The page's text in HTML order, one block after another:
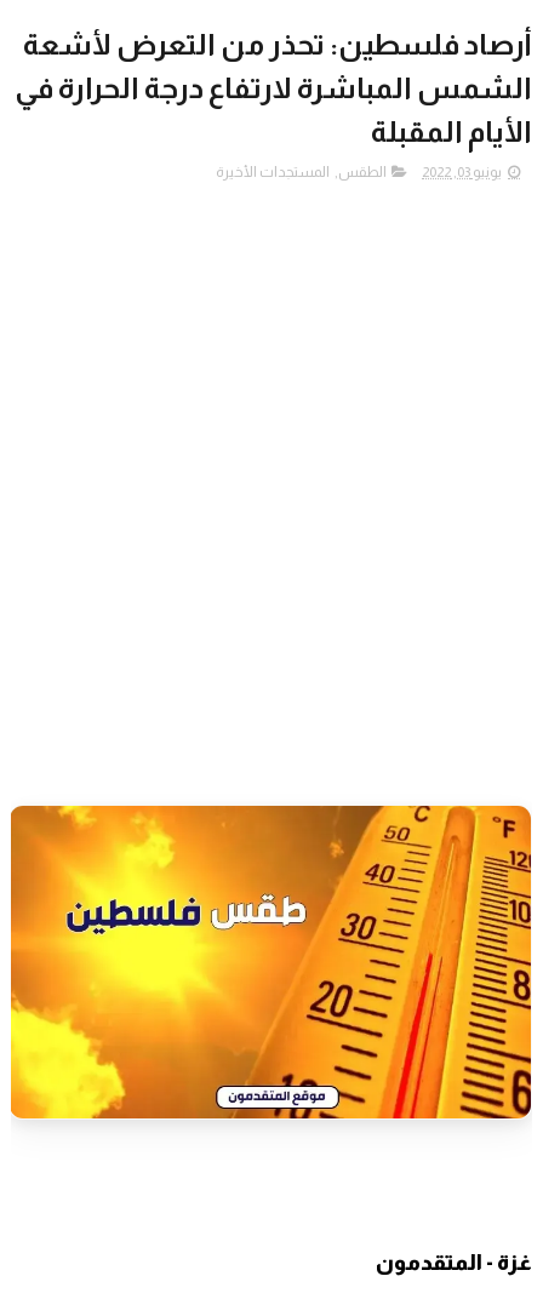
أرصاد فلسطين: تحذر من التعرض لأشعة
الشمس المباشرة لارتفاع درجة الحرارة في
الأيام المقبلة
يونيو 03, 2022 الطقس, المستجدات الأخيرة
غزة - المتقدمون